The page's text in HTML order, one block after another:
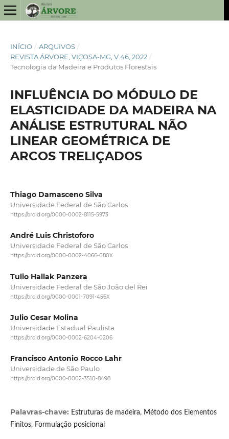
INÍCIO / ARQUIVOS /
REVISTA ÁRVORE, VIÇOSA-MG, V.46, 2022 /
Tecnologia da Madeira e Produtos Florestais
INFLUÊNCIA DO MÓDULO DE
ELASTICIDADE DA MADEIRA NA
ANÁLISE ESTRUTURAL NÃO
LINEAR GEOMÉTRICA DE
ARCOS TRELIÇADOS
Thiago Damasceno Silva
Universidade Federal de São Carlos
https://orcid.org/0000-0002-8115-5973
André Luis Christoforo
Universidade Federal de São Carlos
https://orcid.org/0000-0002-4066-080X
Tulio Hallak Panzera
Universidade Federal de São João del Rei
https://orcid.org/0000-0001-7091-456X
Julio Cesar Molina
Universidade Estadual Paulista
https://orcid.org/0000-0002-6204-0206
Francisco Antonio Rocco Lahr
Universidade de São Paulo
https://orcid.org/0000-0002-3510-8498
Palavras-chave: Estruturas de madeira, Método dos Elementos
Finitos, Formulação posicional